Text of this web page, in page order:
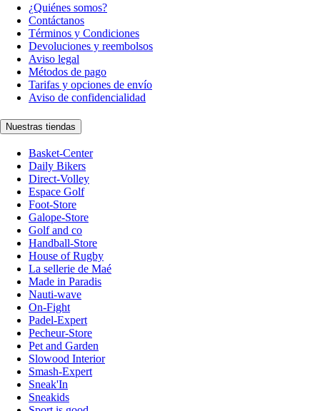
¿Quiénes somos?
Contáctanos
Términos y Condiciones
Devoluciones y reembolsos
Aviso legal
Métodos de pago
Tarifas y opciones de envío
Aviso de confidencialidad
Nuestras tiendas
Basket-Center
Daily Bikers
Direct-Volley
Espace Golf
Foot-Store
Galope-Store
Golf and co
Handball-Store
House of Rugby
La sellerie de Maé
Made in Paradis
Nauti-wave
On-Fight
Padel-Expert
Pecheur-Store
Pet and Garden
Slowood Interior
Smash-Expert
Sneak'In
Sneakids